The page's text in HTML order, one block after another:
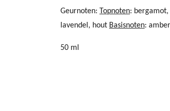
Geurnoten: Topnoten:
lavendel, hout Basisnoten:
50 ml